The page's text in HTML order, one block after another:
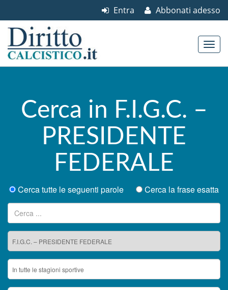
Abbonati adesso
Entra
Cerca in F.I.G.C. –
PRESIDENTE
FEDERALE
Cerca tutte le seguenti parole
Cerca la frase esatta
Ricerca per: